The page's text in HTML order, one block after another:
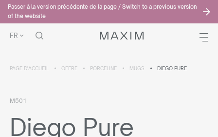
Passer à la version précédente de la page / Switch to a previous version
of the website
FR
PAGE D'ACCUEIL OFFRE PORCELINE MUGS DIEGO PURE
M501
Diego Pure